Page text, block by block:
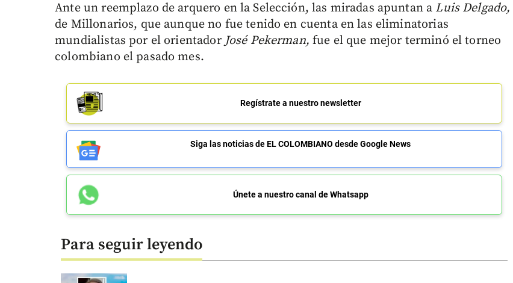
Ante un reemplazo de arquero en la Selección, las miradas apuntan a Luis Delgado,
de Millonarios, que aunque no fue tenido en cuenta en las eliminatorias
mundialistas por el orientadorJosé Pekerman, fue el que mejor terminó el torneo
colombiano el pasado mes.
Regístrate a nuestro newsletter
Siga las noticias de EL COLOMBIANO desde Google News
Únete a nuestro canal de Whatsapp
Para seguir leyendo